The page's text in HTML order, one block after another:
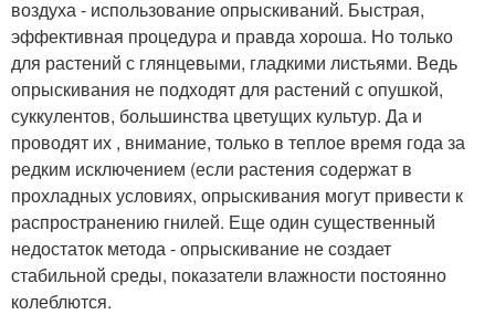
воздуха - использование опрыскиваний. Быстрая,
эффективная процедура и правда хороша. Но только
для растений с глянцевыми, гладкими листьями. Ведь
опрыскивания не подходят для растений с опушкой,
суккулентов, большинства цветущих культур. Да и
проводят их , внимание, только в теплое время года за
редким исключением (если растения содержат в
прохладных условиях, опрыскивания могут привести к
распространению гнилей. Еще один существенный
недостаток метода - опрыскивание не создает
стабильной среды, показатели влажности постоянно
колеблются.